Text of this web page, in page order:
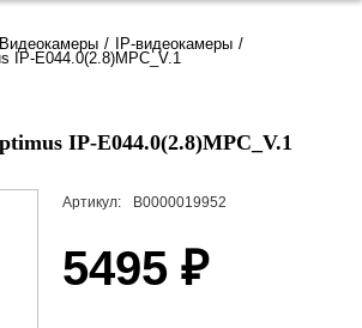
Видеокамеры
IP-видеокамеры
IP-E044.0(2.8)MPC_V.1
IP-E044.0(2.8)MPC_V.1
Артикул: В0000019952
5495 ₽